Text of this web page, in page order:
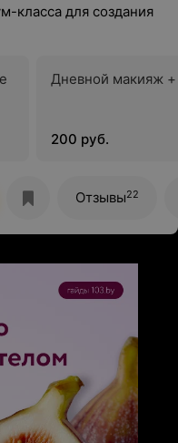
класса для создания
Дневной макияж +
200 руб.
Отзывы22